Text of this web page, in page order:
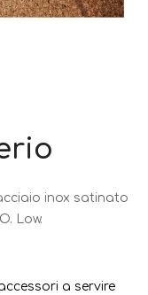
inox satinato
Low.
a servire